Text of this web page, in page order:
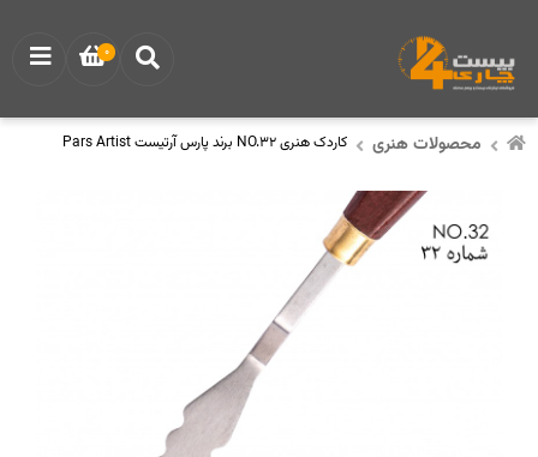
محصولات هنری کاردک هنری NO.32 برند پارس آرتیست Pars Artist
0